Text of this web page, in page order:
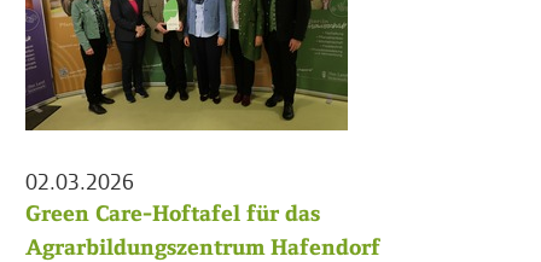
02.03.2026
Green Care-Hoftafel für das
Agrarbildungszentrum Hafendorf